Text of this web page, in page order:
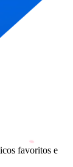
favoritos e